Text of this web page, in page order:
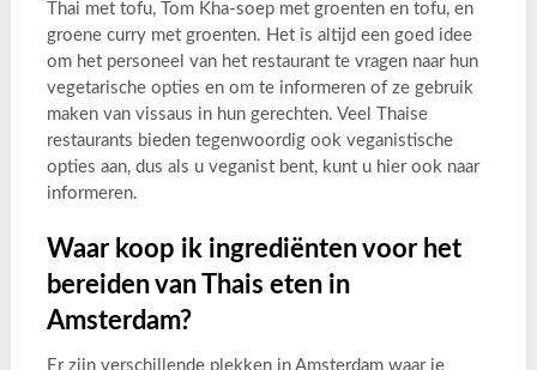
Thai met tofu, Tom Kha-soep met groenten en tofu, en
groene curry met groenten. Het is altijd een goed idee
om het personeel van het restaurant te vragen naar hun
vegetarische opties en om te informeren of ze gebruik
maken van vissaus in hun gerechten. Veel Thaise
restaurants bieden tegenwoordig ook veganistische
opties aan, dus als u veganist bent, kunt u hier ook naar
informeren.
Waar koop ik ingrediënten voor het
bereiden van Thais eten in
Amsterdam?
Er zijn verschillende plekken in Amsterdam waar je